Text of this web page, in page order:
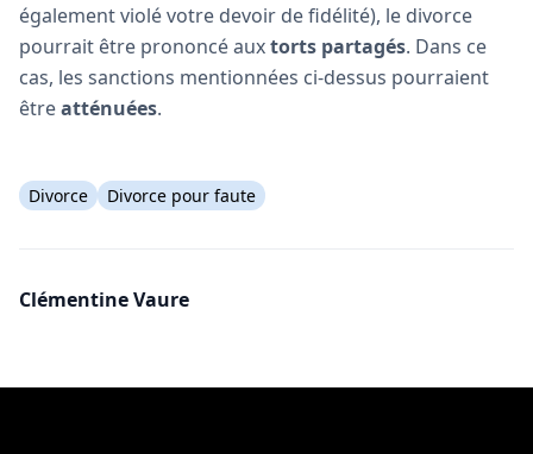
également violé votre devoir de fidélité), le divorce
pourrait être prononcé auxtorts partagés. Dans ce
cas, les sanctions mentionnées ci-dessus pourraient
êtreatténuées.
Divorce Divorce pour faute
Clémentine Vaure